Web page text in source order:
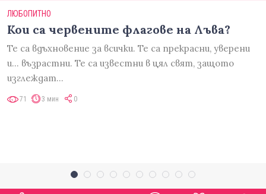
ЛЮБОПИТНО
Кои са червените флагове на Лъва?
Те са вдъхновение за всички. Те са прекрасни, уверени
и... възрастни. Те са известни в цял свят, защото
изглеждат…
71 3 мин 0